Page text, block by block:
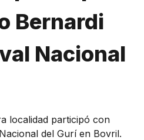
Bernardi
Nacional
localidad participó con
del Gurí en Bovril.